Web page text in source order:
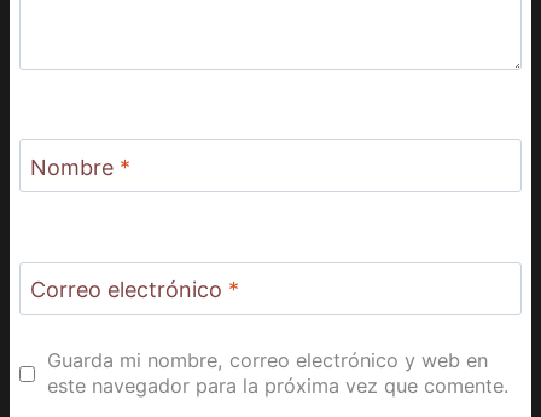
Nombre *
Correo electrónico *
Guarda mi nombre, correo electrónico y web en
este navegador para la próxima vez que comente.